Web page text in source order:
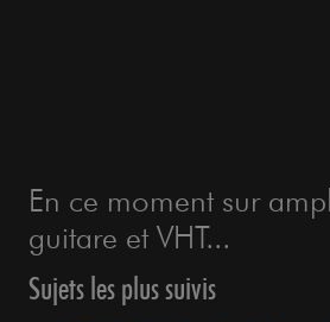
En ce moment sur
guitare et VHT...
Sujets les plus suivis